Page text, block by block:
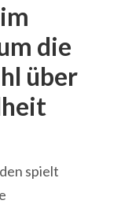
die
über
spielt